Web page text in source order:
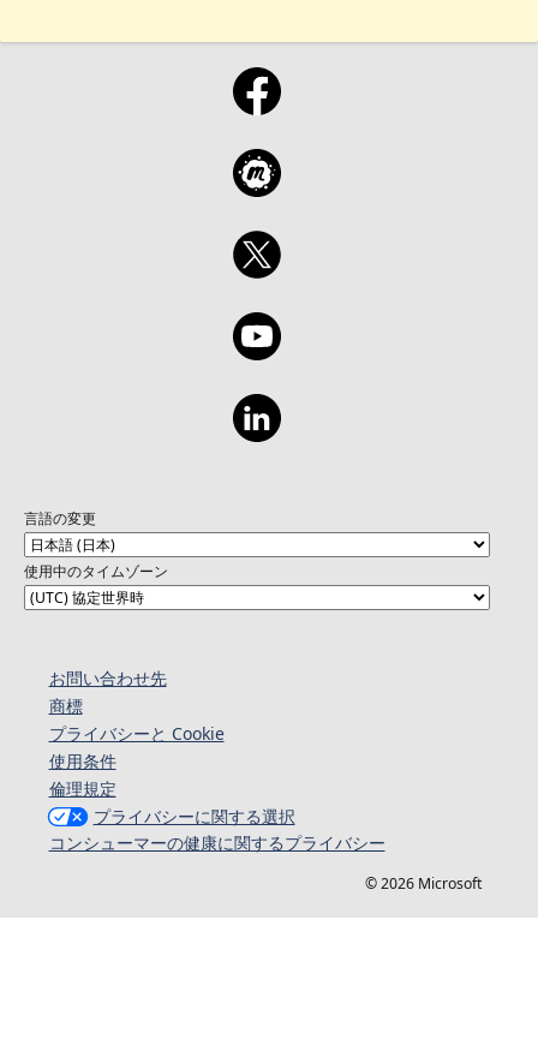
言語の変更
使用中のタイムゾーン
お問い合わせ先
商標
プライバシーと Cookie
使用条件
倫理規定
プライバシーに関する選択
コンシューマーの健康に関するプライバシー
© 2026 Microsoft